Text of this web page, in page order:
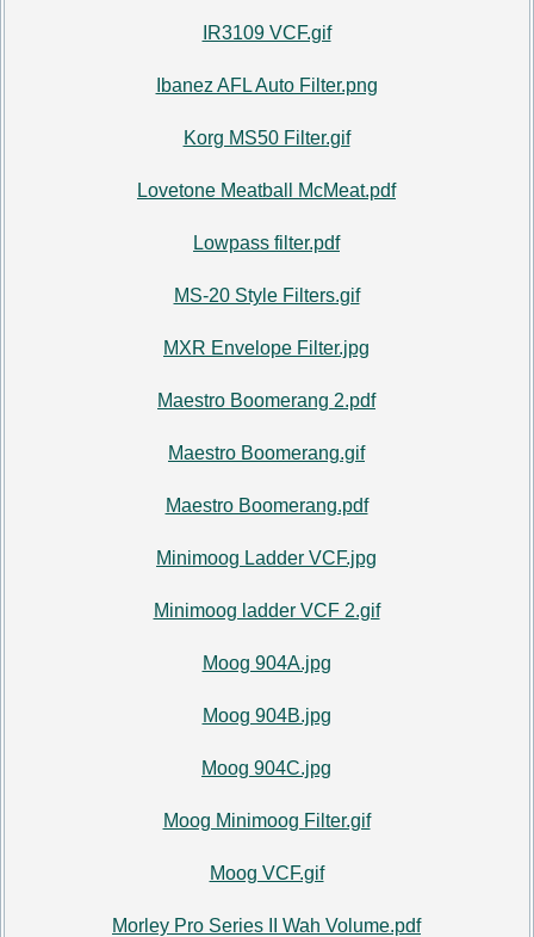
IR3109 VCF.gif
Ibanez AFL Auto Filter.png
Korg MS50 Filter.gif
Lovetone Meatball McMeat.pdf
Lowpass filter.pdf
MS-20 Style Filters.gif
MXR Envelope Filter.jpg
Maestro Boomerang 2.pdf
Maestro Boomerang.gif
Maestro Boomerang.pdf
Minimoog Ladder VCF.jpg
Minimoog ladder VCF 2.gif
Moog 904A.jpg
Moog 904B.jpg
Moog 904C.jpg
Moog Minimoog Filter.gif
Moog VCF.gif
Morley Pro Series II Wah Volume.pdf